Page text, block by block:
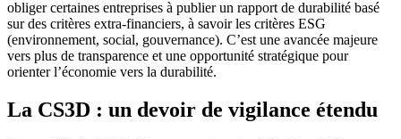
obliger certaines entreprises à publier un rapport de durabilité basé
sur des critères extra-financiers, à savoir les critères ESG
(environnement, social, gouvernance). C’est une avancée majeure
vers plus de transparence et une opportunité stratégique pour
orienter l’économie vers la durabilité.
La CS3D : un devoir de vigilance étendu